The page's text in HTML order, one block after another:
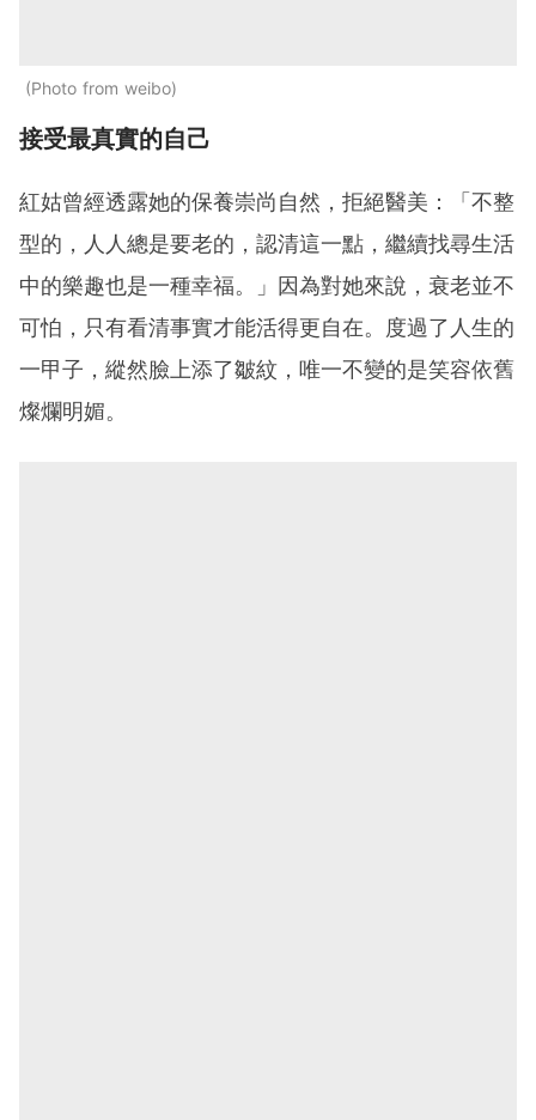
Photo from weibo
接受最真實的自己
紅姑曾經透露她的保養崇尚自然，拒絕醫美：「不整
型的，人人總是要老的，認清這一點，繼續找尋生活
中的樂趣也是一種幸福。」因為對她來說，衰老並不
可怕，只有看清事實才能活得更自在。度過了人生的
一甲子，縱然臉上添了皺紋，唯一不變的是笑容依舊
燦爛明媚。